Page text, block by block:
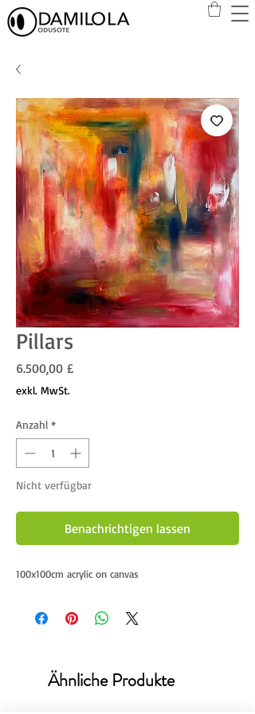
Pillars
6.500,00 £Preis
exkl. MwSt.
Anzahl *
Nicht verfügbar
Benachrichtigen lassen
100x100cm acrylic on canvas
Ähnliche Produkte